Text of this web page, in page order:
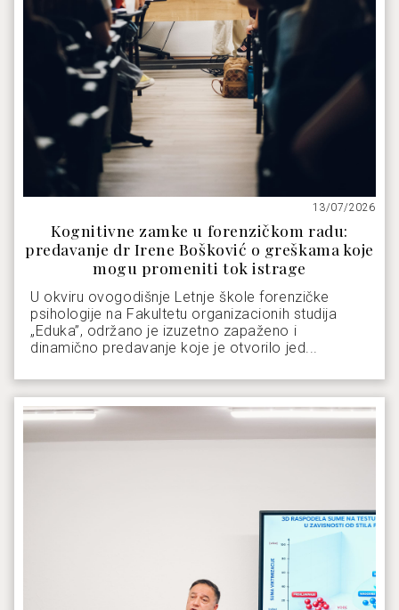
13/07/2026
Kognitivne zamke u forenzičkom radu:
predavanje dr Irene Bošković o greškama koje
mogu promeniti tok istrage
U okviru ovogodišnje Letnje škole forenzičke
psihologije na Fakultetu organizacionih studija
„Eduka”, održano je izuzetno zapaženo i
dinamično predavanje koje je otvorilo jed...